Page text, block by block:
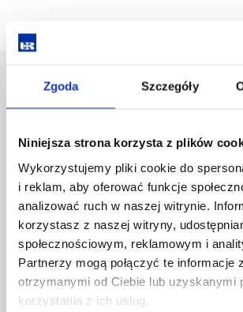
Zgoda Szczegóły
Niniejsza strona korzysta z plików
Wykorzystujemy pliki cookie do
i reklam, aby oferować funkcje
analizować ruch w naszej witrynie.
korzystasz z naszej witryny,
społecznościowym, reklamowym i
Partnerzy mogą połączyć te informacje
otrzymanymi od Ciebie lub uzyskanymi
korzystania z ich usług.
Uniwersytet Rzeszowski
Al. Tadeusza Rejtana 16C
nawigację
przejdź
do
treści
Mapa serwisu
Biblioteka
Wydawnictwo
Covid info
Studia podyplomowe
Praca na UR
Zamówienia publiczne
Fundusze strukturalne